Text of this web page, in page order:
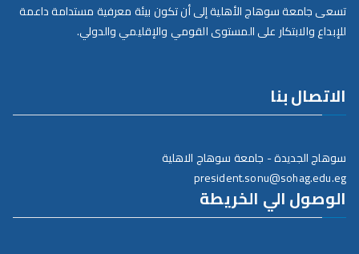
تسعى جامعة سوهاج الأهلية إلى أن تكون بيئة معرفية مستدامة داعمة
للإبداع والابتكار على المستوى القومي والإقليمي والدولي.
الاتصال بنا
سوهاج الجديدة - جامعة سوهاج الاهلية
president.sonu@sohag.edu.eg
الوصول الي الخريطة